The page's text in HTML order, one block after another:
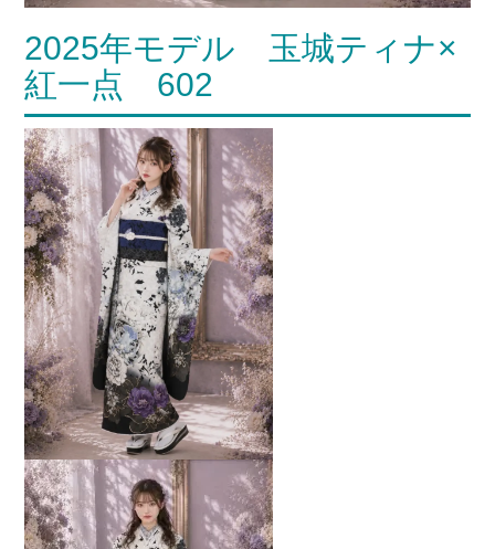
2025年モデル 玉城ティナ×
紅一点 602